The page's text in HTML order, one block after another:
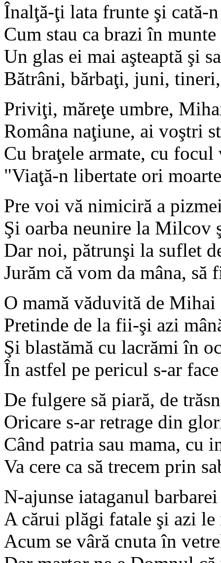
Înalţă-ţi lata frunte şi cată-
Cum stau ca brazi în
Un glas ei mai aşteaptă şi
Bătrâni, bărbaţi, juni,
Priviţi, măreţe umbre,
Româna naţiune, ai voştri
Cu braţele armate, cu
"Viaţă-n libertate ori
Pre voi vă nimiciră a
Şi oarba neunire la Milcov
Dar noi, pătrunşi la suflet
Jurăm că vom da mâna,
O mamă văduvită de Mihai
Pretinde de la fii-şi azi
Şi blastămă cu lacrămi în
În astfel pe pericul s-ar
De fulgere să piară, de
Oricare s-ar retrage din
Când patria sau mama, cu
Va cere ca să trecem prin
N-ajunse iataganul
A cărui plăgi fatale şi azi
Acum se vâră cnuta în